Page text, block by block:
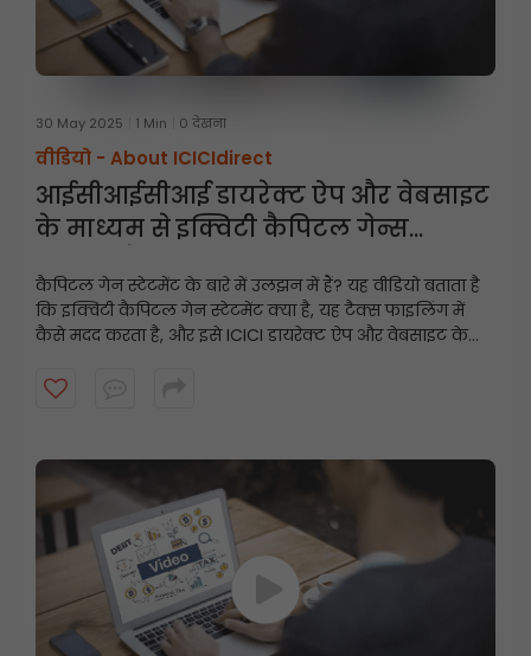
30 May 2025 1 Min 0 देखना
वीडियो - About ICICIdirect
आईसीआईसीआई डायरेक्ट ऐप और वेबसाइट
के माध्यम से इक्विटी कैपिटल गेन्स
कैपिटल गेन स्टेटमेंट के बारे में उलझन में हैं? यह वीडियो बताता है
कि इक्विटी कैपिटल गेन स्टेटमेंट क्या है, यह टैक्स फाइलिंग में
कैसे मदद करता है, और इसे ICICI डायरेक्ट ऐप और वेबसाइट के
गाइड के साथ टैक्स के लिए तैयार रहें और अपने निवेश पर नज़र